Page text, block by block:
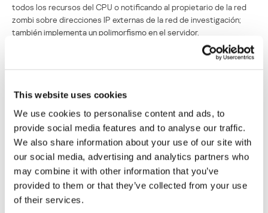
This website uses cookies
We use cookies to personalise content and ads, to
provide social media features and to analyse our traffic.
We also share information about your use of our site with
our social media, advertising and analytics partners who
may combine it with other information that you’ve
provided to them or that they’ve collected from your use
of their services.
todos los recursos del CPU o notificando al propietario de la red
zombi sobre direcciones IP externas de la red de investigación;
también implementa un polimorfismo en el servidor.
Además, Simda se desactiva después de poco tiempo. Esto está
software malicioso y potencialmente no deseado. Los
de su cliente se instalara en los equipos infectados.
Los productos de Kaspersky Lab son capaces de detectar cientos
de miles de modificaciones de Simda, además de muchos
programas maliciosos diferentes de terceras partes que se
propagan a través de la red zombi Simda. Puedes utilizar nuestro
escáner gratuito